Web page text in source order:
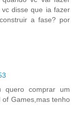
disse que ia fazer
a fase? por
quero comprar um
Games,mas tenho